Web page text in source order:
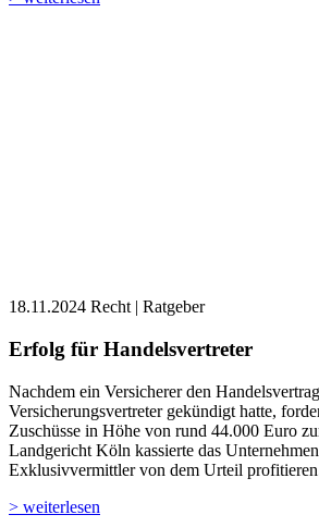
18.11.2024 Recht | Ratgeber
Erfolg für Handelsvertreter
Nachdem ein Versicherer den
Versicherungsvertreter gekündigt hatte,
Zuschüsse in Höhe von rund 44.000 Euro
Landgericht Köln kassierte das
Exklusivvermittler von dem Urteil
> weiterlesen